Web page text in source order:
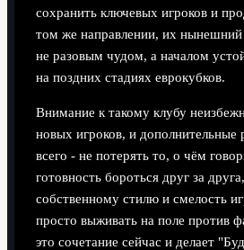
сохранить ключевых игроков и
том же направлении, их
не разовым чудом, а началом
на поздних стадиях еврокубков.
Внимание к такому клубу
новых игроков, и дополнительные
всего - не потерять то, о чём
готовность бороться друг за
собственному стилю и смелость
просто выживать на поле против
это сочетание сейчас и делает